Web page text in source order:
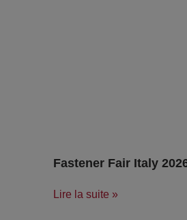
Fastener Fair Italy
Lire la suite »